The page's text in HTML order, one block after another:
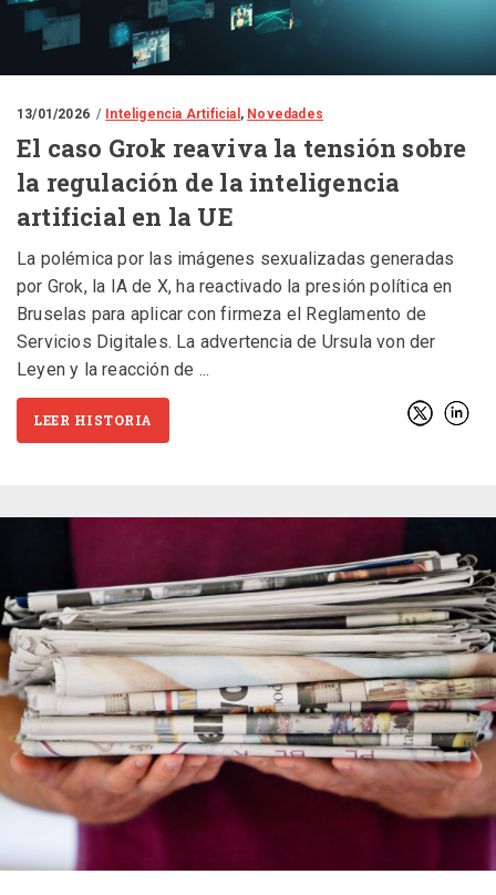
13/01/2026 Inteligencia Artificial , Novedades
El caso Grok reaviva la tensión sobre
la regulación de la inteligencia
artificial en la UE
La polémica por las imágenes sexualizadas generadas
por Grok, la IA de X, ha reactivado la presión política en
Bruselas para aplicar con firmeza el Reglamento de
Servicios Digitales. La advertencia de Ursula von der
Leyen y la reacción de
LEER HISTORIA